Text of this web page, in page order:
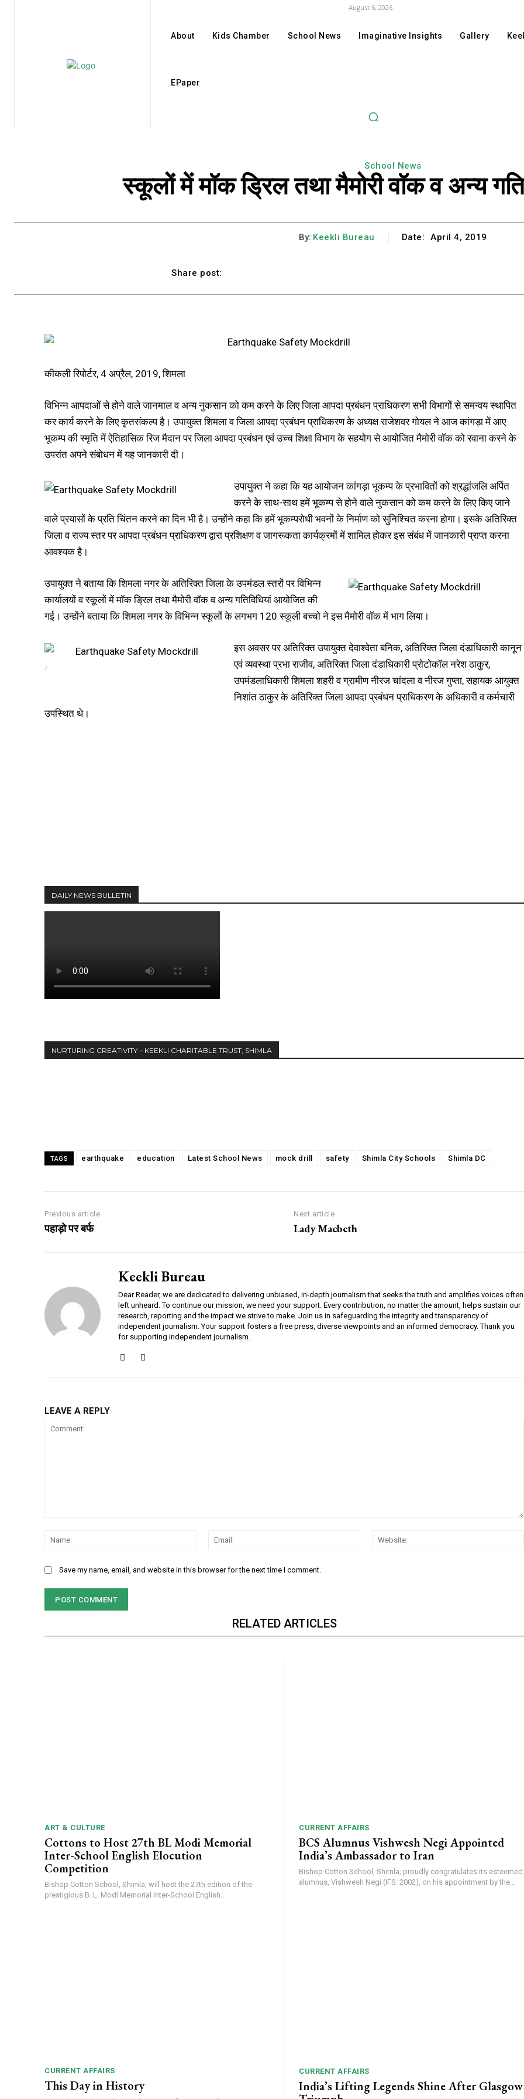
August 6, 2026
About Kids Chamber School News Imaginative Insights Gallery
EPaper
School News
स्कूलों में मॉक ड्रिल तथा मैमोरी वॉक व अन्य
By: Keekli Bureau Date: April 4, 2019
Share post:
कीकली रिपोर्टर, 4 अप्रैल, 2019, शिमला
विभिन्न आपदाओं से होने वाले जानमाल व अन्य नुकसान को कम करने के लिए जिला आपदा प्रबंधन प्राधिकरण सभी विभागों से समन्वय स्थापित
कर कार्य करने के लिए कृतसंकल्प है। उपायुक्त शिमला व जिला आपदा प्रबंधन प्राधिकरण के अध्यक्ष राजेशवर गोयल ने आज कांगड़ा में आए
भूकम्प की स्मृति में ऐतिहासिक रिज मैदान पर जिला आपदा प्रबंधन एवं उच्च शिक्षा विभाग के सहयोग से आयोजित मैमोरी वॉक को रवाना करने के
उपरांत अपने संबोधन में यह जानकारी दी।
उपायुक्त ने कहा कि यह आयोजन कांगड़ा भूकम्प के प्रभावितों को श्रद्धांजलि अर्पित
करने के साथ-साथ हमें भूकम्प से होने वाले नुकसान को कम करने के लिए किए जाने
वाले प्रयासों के प्रति चिंतन करने का दिन भी है। उन्होंने कहा कि हमें भूकम्परोधी भवनों के निर्माण को सुनिश्चित करना होगा। इसके अतिरिक्त
जिला व राज्य स्तर पर आपदा प्रबंधन प्राधिकरण द्वारा प्रशिक्षण व जागरूकता कार्यक्रमों में शामिल होकर इस संबंध में जानकारी प्राप्त करना
आवश्यक है।
उपायुक्त ने बताया कि शिमला नगर के अतिरिक्त जिला के उपमंडल स्तरों पर विभिन्न
कार्यालयों व स्कूलों में मॉक ड्रिल तथा मैमोरी वॉक व अन्य गतिविधियां आयोजित की
गई। उन्होंने बताया कि शिमला नगर के विभिन्न स्कूलों के लगभग 120 स्कूली बच्चो ने इस मैमोरी वॉक में भाग लिया।
?
इस अवसर पर अतिरिक्त उपायुक्त देवाश्वेता बनिक, अतिरिक्त जिला दंडाधिकारी कानून
एवं व्यवस्था प्रभा राजीव, अतिरिक्त जिला दंडाधिकारी प्रोटोकॉल नरेश ठाकुर,
उपमंडलाधिकारी शिमला शहरी व ग्रामीण नीरज चांदला व नीरज गुप्ता, सहायक आयुक्त
निशांत ठाकुर के अतिरिक्त जिला आपदा प्रबंधन प्राधिकरण के अधिकारी व कर्मचारी
उपस्थित थे।
DAILY NEWS BULLETIN
NURTURING CREATIVITY – KEEKLI CHARITABLE TRUST, SHIMLA
TAGS earthquake education Latest School News mock drill safety Shimla City Schools Shimla DC
Previous article
पहाड़ो पर बर्फ
Next article
Lady Macbeth
Keekli Bureau
Dear Reader, we are dedicated to delivering unbiased, in-depth journalism that seeks the truth and amplifies voices often
left unheard. To continue our mission, we need your support. Every contribution, no matter the amount, helps sustain our
research, reporting and the impact we strive to make. Join us in safeguarding the integrity and transparency of
independent journalism. Your support fosters a free press, diverse viewpoints and an informed democracy. Thank you
for supporting independent journalism.
LEAVE A REPLY
Name:
Email:
Save my name, email, and website in this browser for the next time I comment.
RELATED ARTICLES
ART & CULTURE
Cottons to Host 27th BL Modi Memorial
Inter-School English Elocution
Competition
Bishop Cotton School, Shimla, will host the 27th edition of the
prestigious B. L. Modi Memorial Inter-School English...
CURRENT AFFAIRS
BCS Alumnus Vishwesh Negi Appointed
India’s Ambassador to Iran
Bishop Cotton School, Shimla, proudly congratulates its esteemed
alumnus, Vishwesh Negi (IFS: 2002), on his appointment by the...
CURRENT AFFAIRS
This Day in History
CURRENT AFFAIRS
India’s Lifting Legends Shine After Glasgow